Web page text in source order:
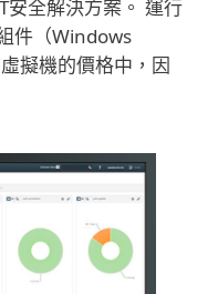
安全解決方案。 運行
件（Windows
擬機的價格中，因